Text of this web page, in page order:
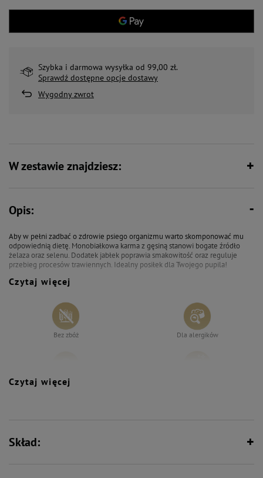
Szybka i darmowa wysyłka od 99,00 zł.
Sprawdź dostępne opcje dostawy
Wygodny zwrot
W zestawie znajdziesz:
Opis:
Aby w pełni zadbać o zdrowie psiego organizmu warto skomponować mu
odpowiednią dietę. Monobiałkowa karma z gęsiną stanowi bogate źródło
żelaza oraz selenu. Dodatek jabłek poprawia smakowitość oraz reguluje
przebieg procesów trawiennych. Idealny posiłek dla Twojego pupila!
Czytaj więcej
Bez zbóż Dla alergików
Bez syntetycznych aromatów,
Czytaj więcej
Skład: